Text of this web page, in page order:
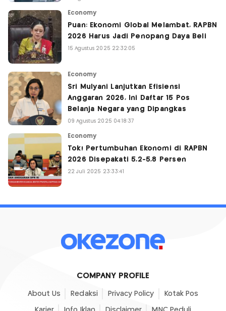
Economy
Puan: Ekonomi Global Melambat, RAPBN
2026 Harus Jadi Penopang Daya Beli
15 Agustus 2025 22:32:05
Economy
Sri Mulyani Lanjutkan Efisiensi
Anggaran 2026, Ini Daftar 15 Pos
Belanja Negara yang Dipangkas
09 Agustus 2025 04:18:37
Economy
Tok! Pertumbuhan Ekonomi di RAPBN
2026 Disepakati 5,2-5,8 Persen
22 Juli 2025 23:33:41
COMPANY PROFILE
About Us Redaksi Privacy Policy Kotak Pos